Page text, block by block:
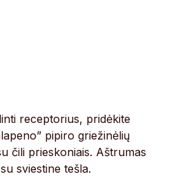
receptorius, pridėkite
pipiro griežinėlių
čili prieskoniais. Aštrumas
sviestine tešla.